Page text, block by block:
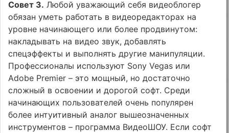
Совет 3. Любой уважающий себя видеоблогер
обязан уметь работать в видеоредакторах на
уровне начинающего или более продвинутом:
накладывать на видео звук, добавлять
спецэффекты и выполнять другие манипуляции.
Профессионалы используют Sony Vegas или
Adobe Premier – это мощный, но достаточно
сложный в освоении и дорогой софт. Среди
начинающих пользователей очень популярен
более интуитивный аналог вышеозначенных
инструментов – программа ВидеоШОУ. Если софт